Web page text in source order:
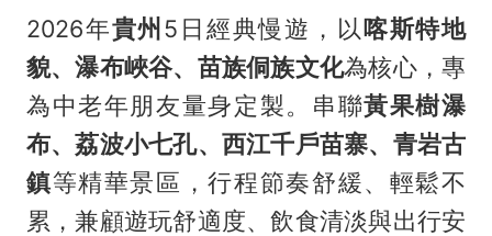
2026年貴州 5日經典慢遊，以喀斯特地
貌、瀑布峽谷、苗族侗族文化為核心，專
為中老年朋友量身定製。串聯黃果樹瀑
布、荔波小七孔、西江千戶苗寨、青岩古
鎮等精華景區，行程節奏舒緩、輕鬆不
累，兼顧遊玩舒適度、飲食清淡與出行安